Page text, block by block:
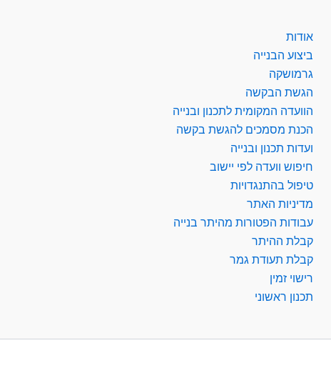
אודות
ביצוע הבנייה
גרמושקה
הגשת הבקשה
הוועדה המקומית לתכנון ובנייה
הכנת מסמכים להגשת בקשה
ועדות תכנון ובנייה
חיפוש וועדה לפי יישוב
טיפול בהתנגדויות
מדיניות האתר
עבודות הפטורות מהיתר בנייה
קבלת ההיתר
קבלת תעודת גמר
רישוי זמין
תכנון ראשוני